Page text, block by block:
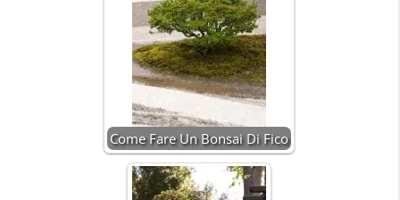
Come Fare Un Bonsai Di Fico